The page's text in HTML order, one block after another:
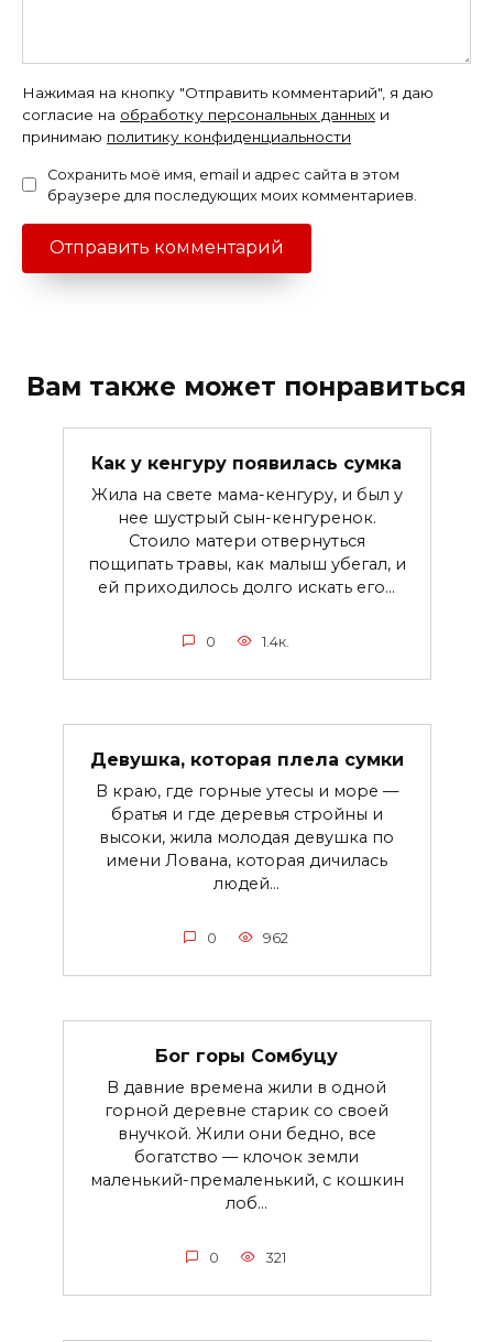
Нажимая на кнопку "Отправить комментарий", я даю
согласие на обработку персональных данных и
принимаю политику конфиденциальности
Сохранить моё имя, email и адрес сайта в этом
браузере для последующих моих комментариев.
Вам также может понравиться
Как у кенгуру появилась сумка
Жила на свете мама-кенгуру, и был у
нее шустрый сын-кенгуренок.
Стоило матери отвернуться
пощипать травы, как малыш убегал, и
ей приходилось долго искать его...
0 1.4к.
Девушка, которая плела сумки
B краю, где горные утесы и море —
братья и где деревья стройны и
высоки, жила молодая девушка по
имени Лована, которая дичилась
людей...
0 962
Бог горы Сомбуцу
В давние времена жили в одной
горной деревне старик со своей
внучкой. Жили они бедно, все
богатство — клочок земли
маленький-премаленький, с кошкин
лоб...
0 321